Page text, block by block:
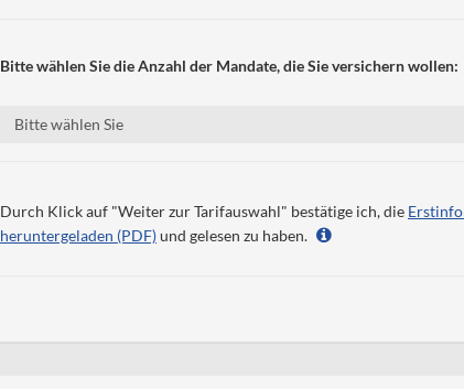
Bitte wählen Sie die Anzahl der Mandate, die Sie versichern wollen:
Bitte wählen Sie
Durch Klick auf "Weiter zur Tarifauswahl" bestätige ich, die
heruntergeladen (PDF)und gelesen zu haben.